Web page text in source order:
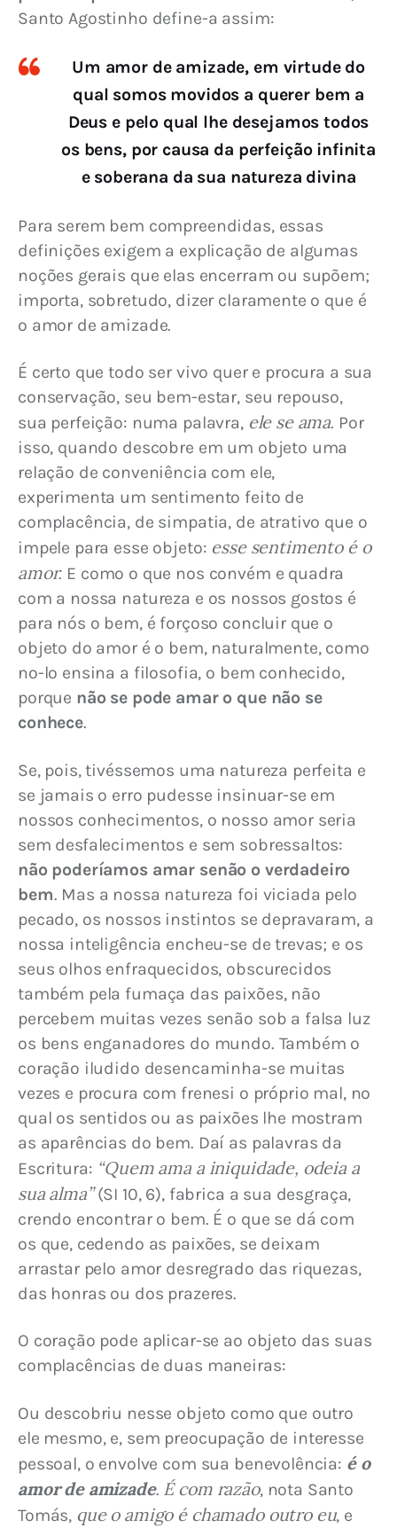
Santo Agostinho define-a assim:
Um amor de amizade, em virtude do
qual somos movidos a querer bem a
Deus e pelo qual lhe desejamos todos
os bens, por causa da perfeição infinita
e soberana da sua natureza divina
Para serem bem compreendidas, essas
definições exigem a explicação de algumas
noções gerais que elas encerram ou supõem;
importa, sobretudo, dizer claramente o que é
o amor de amizade.
É certo que todo ser vivo quer e procura a sua
conservação, seu bem-estar, seu repouso,
sua perfeição: numa palavra, ele se ama. Por
isso, quando descobre em um objeto uma
relação de conveniência com ele,
experimenta um sentimento feito de
complacência, de simpatia, de atrativo que o
impele para esse objeto: esse sentimento é o
amor. E como o que nos convém e quadra
com a nossa natureza e os nossos gostos é
para nós o bem, é forçoso concluir que o
objeto do amor é o bem, naturalmente, como
no-lo ensina a filosofia, o bem conhecido,
porque não se pode amar o que não se
conhece.
Se, pois, tivéssemos uma natureza perfeita e
se jamais o erro pudesse insinuar-se em
nossos conhecimentos, o nosso amor seria
sem desfalecimentos e sem sobressaltos:
não poderíamos amar senão o verdadeiro
bem. Mas a nossa natureza foi viciada pelo
pecado, os nossos instintos se depravaram, a
nossa inteligência encheu-se de trevas; e os
seus olhos enfraquecidos, obscurecidos
também pela fumaça das paixões, não
percebem muitas vezes senão sob a falsa luz
os bens enganadores do mundo. Também o
coração iludido desencaminha-se muitas
vezes e procura com frenesi o próprio mal, no
qual os sentidos ou as paixões lhe mostram
as aparências do bem. Daí as palavras da
Escritura: “Quem ama a iniquidade, odeia a
sua alma” (SI 10, 6), fabrica a sua desgraça,
crendo encontrar o bem. É o que se dá com
os que, cedendo as paixões, se deixam
arrastar pelo amor desregrado das riquezas,
das honras ou dos prazeres.
O coração pode aplicar-se ao objeto das suas
complacências de duas maneiras:
Ou descobriu nesse objeto como que outro
ele mesmo, e, sem preocupação de interesse
pessoal, o envolve com sua benevolência: é o
amor de amizade. É com razão, nota Santo
Tomás, que o amigo é chamado outro eu, e